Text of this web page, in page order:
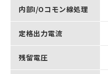
内部I/Oコモン線処理
定格出力電流
残留電圧